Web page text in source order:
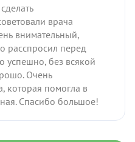
врача
внимательный,
расспросил перед
успешно, без всякой
Очень
которая помогла в
Спасибо большое!